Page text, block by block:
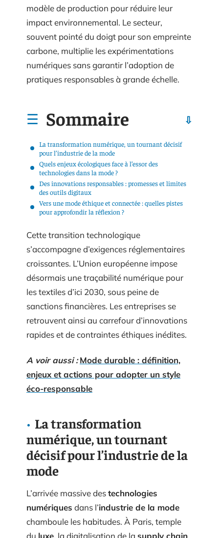
modèle de production pour réduire leur
impact environnemental. Le secteur,
souvent pointé du doigt pour son empreinte
carbone, multiplie les expérimentations
numériques sans garantir l’adoption de
pratiques responsables à grande échelle.
Sommaire
La transformation numérique, un tournant décisif
pour l’industrie de la mode
Quels enjeux écologiques face à l’essor des
technologies dans la mode ?
Des innovations responsables : promesses et limites
des outils digitaux
Vers une mode éthique et connectée : quelles pistes
pour approfondir la réflexion ?
Cette transition technologique
s’accompagne d’exigences réglementaires
croissantes. L’Union européenne impose
désormais une traçabilité numérique pour
les textiles d’ici 2030, sous peine de
sanctions financières. Les entreprises se
retrouvent ainsi au carrefour d’innovations
rapides et de contraintes éthiques inédites.
A voir aussi : Mode durable : définition,
enjeux et actions pour adopter un style
éco-responsable
La transformation
numérique, un tournant
décisif pour l’industrie de la
mode
L’arrivée massive destechnologies
numériques dans l’industrie de la mode
chamboule les habitudes. À Paris, temple
du luxe, la digitalisation de la supply chain